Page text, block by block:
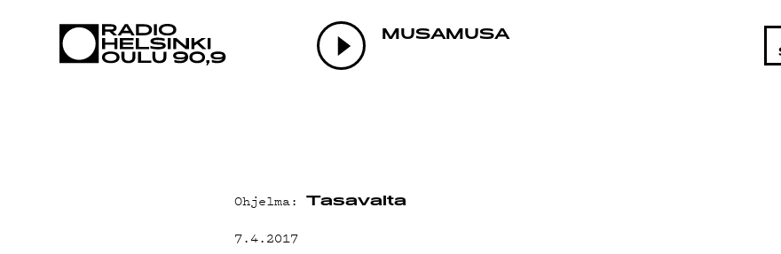
MUSAMUSA
AJANKOHTAISTA
TEKIJÄT
Ohjelma: Tasavalta
7.4.2017